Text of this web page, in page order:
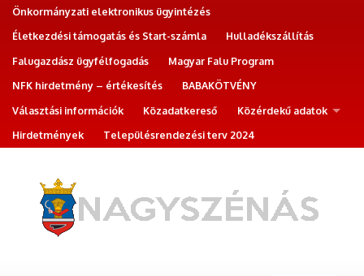
Önkormányzati elektronikus ügyintézés
Életkezdési támogatás és Start-számla
Hulladékszállítás
Falugazdász ügyfélfogadás
Magyar Falu Program
NFK hirdetmény – értékesítés
BABAKÖTVÉNY
Választási információk
Közadatkereső
Közérdekű adatok
Hirdetmények
Településrendezési terv 2024